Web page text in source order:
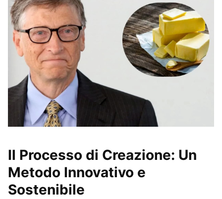
Il Processo di Creazione: Un
Metodo Innovativo e
Sostenibile